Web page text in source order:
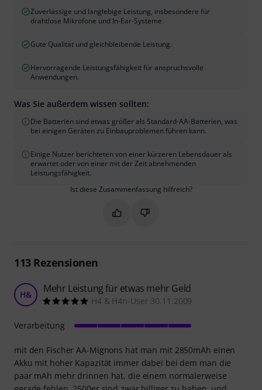
Zuverlässige und langlebige Leistung, insbesondere für
drahtlose Mikrofone und In-Ear-Systeme.
Gute Qualität und gleichbleibende Leistung.
Hervorragende Leistungsfähigkeit für anspruchsvolle
Anwendungen.
Was Sie außerdem wissen sollten:
Die Batterien sind etwas größer als Standard-AA-Batterien, was
bei einigen Geräten zu Einbauproblemen führen kann.
Einige Nutzer berichteten von einer kürzeren Lebensdauer als
erwartet oder von einer mit der Zeit abnehmenden
Leistungsfähigkeit.
Ist diese Zusammenfassung hilfreich?
Markieren Sie diese
Markieren Sie diese
113Rezensionen
H& Mehr Leistung für etwas mehr Geld
H4 & H4n-User 30.11.2009
mit den Fischer AA-Mignons hat man mit 2850mAh einen
Akku mit hoher Kapazität immer dabei bei dem man die
paar mAh mehr drinnen hat, die einem normalerweise
Verarbeitung